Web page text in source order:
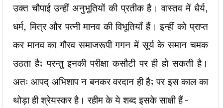
उक्त चौपाई उन्हीं अनुभूतियों की प्रतीक है। वास्तव में धैर्य,
धर्म, मित्र और पत्नी मानव की विभूतियाँ हैं। इन्हीं को प्राप्त
कर मानव का गौरव समाजरूपी गगन में सूर्य के समान चमक
उठता है; परन्तु इनकी परीक्षा कसौटी पर ही हो सकती है।
अतः आपद् अभिशाप न बनकर वरदान ही है; पर इस काल का
थोड़ा ही श्रेयस्कर है। रहीम के ये शब्द इसके साक्षी हैं –